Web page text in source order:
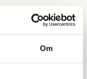
Om
finder du alt, du
med